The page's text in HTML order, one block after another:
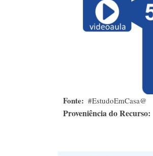
Fonte #EstudoEmCasa@
Proveniência do Recurso